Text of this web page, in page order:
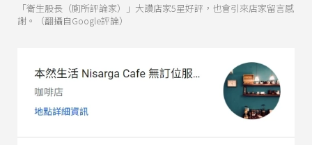
「衛生股長（廁所評論家）」大讚店家5星好評，也會引來店家留言感
謝。（翻攝自Google評論）